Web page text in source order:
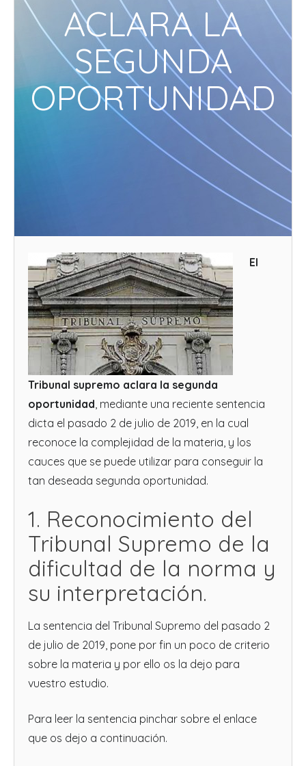
ACLARA LA
SEGUNDA
OPORTUNIDAD
El
Tribunal supremo aclara la segunda
oportunidad, mediante una reciente sentencia
dicta el pasado 2 de julio de 2019, en la cual
reconoce la complejidad de la materia, y los
cauces que se puede utilizar para conseguir la
tan deseada segunda oportunidad.
1. Reconocimiento del
Tribunal Supremo de la
dificultad de la norma y
su interpretación.
La sentencia del Tribunal Supremo del pasado 2
de julio de 2019, pone por fin un poco de criterio
sobre la materia y por ello os la dejo para
vuestro estudio.
Para leer la sentencia pinchar sobre el enlace
que os dejo a continuación.